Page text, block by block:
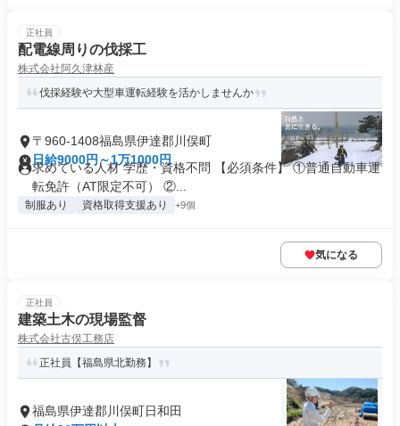
正社員
配電線周りの伐採工
株式会社阿久津林産
伐採経験や大型車運転経験を活かしませんか
〒960-1408福島県伊達郡川俣町
日給9000円～1万1000円
求めている人材 学歴・資格不問 【必須条件】 ①普通自動車運
転免許（AT限定不可） ②...
制服あり 資格取得支援あり +9個
気になる
正社員
建築土木の現場監督
株式会社古俣工務店
正社員【福島県北勤務】
福島県伊達郡川俣町日和田